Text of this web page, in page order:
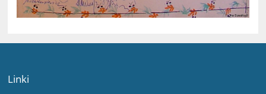
Linki